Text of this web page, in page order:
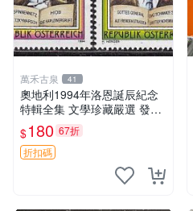
萬禾古泉 41
奧地利1994年洛恩誕辰紀念
特輯全集 文學珍藏嚴選 發行
人首發 典藏版 百年記憶 文學
愛好者必備
$180 67折
折扣碼